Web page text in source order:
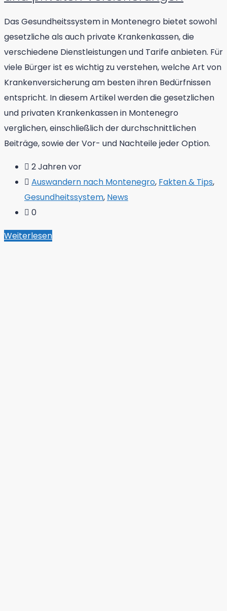
Das Gesundheitssystem in Montenegro bietet sowohl
gesetzliche als auch private Krankenkassen, die
verschiedene Dienstleistungen und Tarife anbieten. Für
viele Bürger ist es wichtig zu verstehen, welche Art von
Krankenversicherung am besten ihren Bedürfnissen
entspricht. In diesem Artikel werden die gesetzlichen
und privaten Krankenkassen in Montenegro
verglichen, einschließlich der durchschnittlichen
Beiträge, sowie der Vor- und Nachteile jeder Option.
2 Jahren vor
Auswandern nach Montenegro, Fakten & Tips,
Gesundheitssystem, News
0
Weiterlesen